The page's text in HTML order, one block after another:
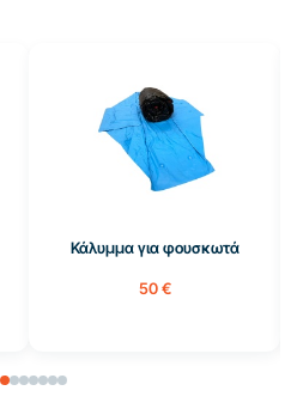
Κάλυμμα για φουσκωτά
50 €